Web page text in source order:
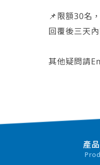
📌限額30名
回覆後三天
其他疑問請
產